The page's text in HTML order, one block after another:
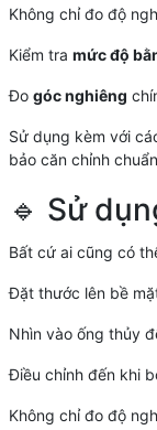
Không chỉ đo độ
Kiểm tra mức độ
Đo góc nghiêng
Sử dụng kèm với
bảo căn chỉnh chuẩn
🔹 Sử
Bất cứ ai cũng có
Đặt thước lên bề
Nhìn vào ống thủy
Điều chỉnh đến khi
Không chỉ đo độ